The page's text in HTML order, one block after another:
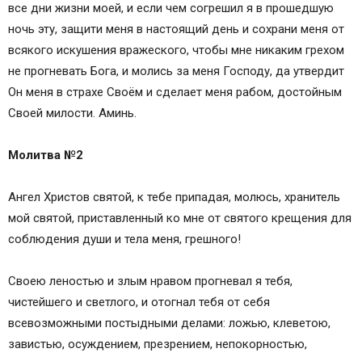
все дни жизни моей, и если чем согрешил я в прошедшую
ночь эту, защити меня в настоящий день и сохрани меня от
всякого искушения вражеского, чтобы мне никаким грехом
не прогневать Бога, и молись за меня Господу, да утвердит
Он меня в страхе Своём и сделает меня рабом, достойным
Своей милости. Аминь.
Молитва №2
Ангел Христов святой, к тебе припадая, молюсь, хранитель
мой святой, приставленный ко мне от святого крещения для
соблюдения души и тела меня, грешного!
Своею леностью и злым нравом прогневал я тебя,
чистейшего и светлого, и отогнал тебя от себя
всевозможными постыдными делами: ложью, клеветою,
завистью, осуждением, презрением, непокорностью,